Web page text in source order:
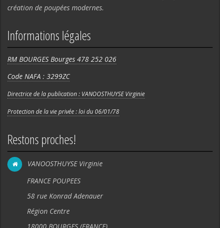
création de poupées modernes.
Informations légales
RM BOURGES Bourges 478 252 026
Code NAFA : 3299ZC
Directrice de la publication : VANOOSTHUYSE Virginie
Protection de la vie privée : loi du 06/01/78
Restons proches!
VANOOSTHUYSE Virginie
FRANCE POUPEES
58 rue Konrad Adenauer
Région Centre
18000 BOURGES (FRANCE).